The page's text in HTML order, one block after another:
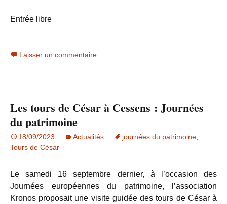
Entrée libre
Laisser un commentaire
Les tours de César à Cessens : Journées
du patrimoine
18/09/2023 Actualités journées du patrimoine
Tours de César
Le samedi 16 septembre dernier, à l’occasion des
Journées européennes du patrimoine, l’association
Kronos proposait une visite guidée des tours de César à